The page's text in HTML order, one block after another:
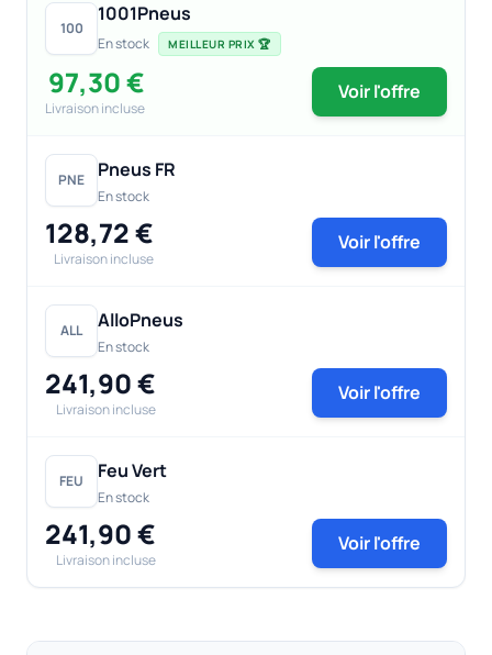
100
1001Pneus
En stock MEILLEUR PRIX 🏆
97,30 €
Livraison incluse
Voir l'offre
PNE Pneus FR
En stock
128,72 €
Livraison incluse
Voir l'offre
ALL AlloPneus
En stock
241,90 €
Livraison incluse
Voir l'offre
FEU Feu Vert
En stock
241,90 €
Livraison incluse
Voir l'offre